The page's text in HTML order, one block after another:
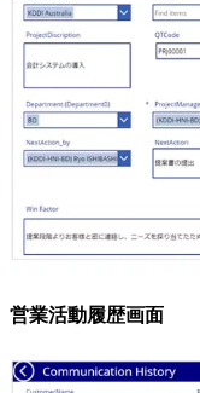
営業活動履歴画面